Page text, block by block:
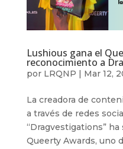
Lushious gana el
reconocimiento a
por LRQNP | Mar 12,
La creadora de
a través de redes
“Dragvestigations”
Queerty Awards, uno